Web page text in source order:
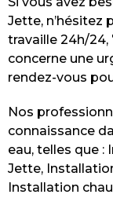
Jette, n’hésitez
travaille 24h/24,
concerne une
rendez-vous
Nos
connaissance
eau, telles que
Jette,
Installation